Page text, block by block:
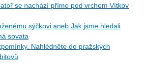
se nachází přímo pod vrchem Vítkov
sýčkovi aneb Jak jsme hledali
sovata
Nahlédněte do pražských